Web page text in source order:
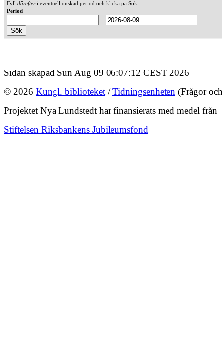
Fyll därefteri eventuell önskad period och klicka på Sök.
Period
--
Sidan skapad Sun Aug 09 06:07:12 CEST 2026
© 2026 Kungl. biblioteket /Tidningsenheten (Frågor
Projektet Nya Lundstedt har finansierats med medel från
Stiftelsen Riksbankens Jubileumsfond